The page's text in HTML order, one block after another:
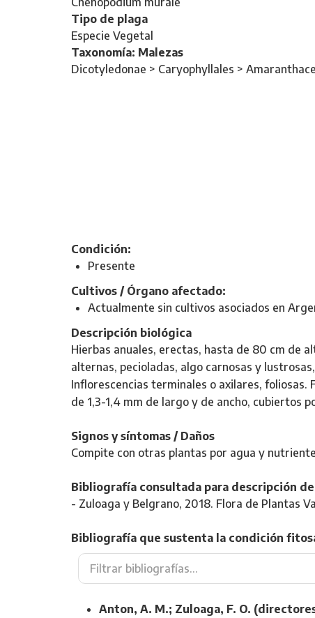
Tipo de plaga
Especie Vegetal
Taxonomía: Malezas
Dicotyledonae > Caryophyllales >
Condición:
Presente
Cultivos / Órgano afectado:
Actualmente sin cultivos asociados en
Descripción biológica
Hierbas anuales, erectas, hasta de 80 cm de
alternas, pecioladas, algo carnosas y
Inflorescencias terminales o axilares, foliosas.
de 1,3-1,4 mm de largo y de ancho, cubiertos
Signos y síntomas / Daños
Compite con otras plantas por agua y
Bibliografía consultada para descripción
- Zuloaga y Belgrano, 2018. Flora de Plantas
Bibliografía que sustenta la condición
Anton, A. M.; Zuloaga, F. O.